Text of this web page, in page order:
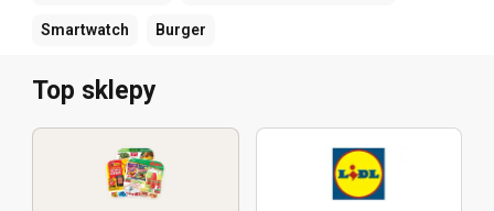
Smartwatch Burger
Top sklepy